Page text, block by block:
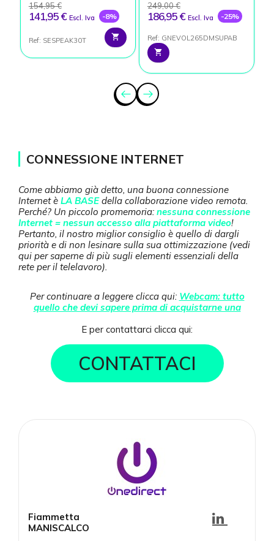
154,95 €
141,95 € Escl. Iva -8%
Ref: SESPEAK30T
249,00 €
186,95 € Escl. Iva -25%
Ref: GNEVOL265DMSUPAB
CONNESSIONE INTERNET
Come abbiamo già detto, una buona connessione
Internet è LA BASEdella collaborazione video remota.
Perché? Un piccolo promemoria: nessuna connessione
Internet = nessun accesso alla piattaforma video!
Pertanto, il nostro miglior consiglio è quello di dargli
priorità e di non lesinare sulla sua ottimizzazione (vedi
qui per saperne di più sugli elementi essenziali della
rete per il telelavoro).
Per continuare a leggere clicca qui: Webcam: tutto
quello che devi sapere prima di acquistarne una
E per contattarci clicca qui:
CONTATTACI
Fiammetta
MANISCALCO